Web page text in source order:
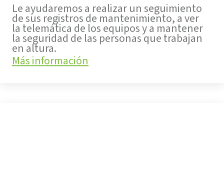
Le ayudaremos a realizar un seguimiento
de sus registros de mantenimiento, a ver
la telemática de los equipos y a mantener
la seguridad de las personas que trabajan
en altura.
Más información